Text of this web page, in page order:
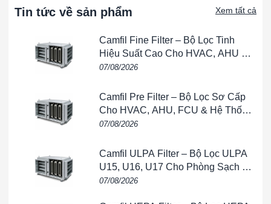
phủ
Tòa nhà thương mại – bệnh viện – trung tâm dữ liệu
✅ Đảm bảo không khí sạch, giảm nguy cơ ô nhiễm bụi mịn
✅ Giúp kéo dài tuổi thọ cho lọc HEPA phía sau
✅ Khung tôn bền chắc, phù hợp môi trường vận hành liên
tục
✅ Dễ dàng thay thế và bảo trì
Tin tức về sản phẩm Xem tất cả
Camfil Fine Filter – Bộ Lọc Tinh
Hiệu Suất Cao Cho HVAC, AHU &
Phòng Sạch
07/08/2026
Camfil Pre Filter – Bộ Lọc Sơ Cấp
Cho HVAC, AHU, FCU & Hệ Thống
Thông Gió
07/08/2026
Camfil ULPA Filter – Bộ Lọc ULPA
U15, U16, U17 Cho Phòng Sạch &
Bán Dẫn
07/08/2026